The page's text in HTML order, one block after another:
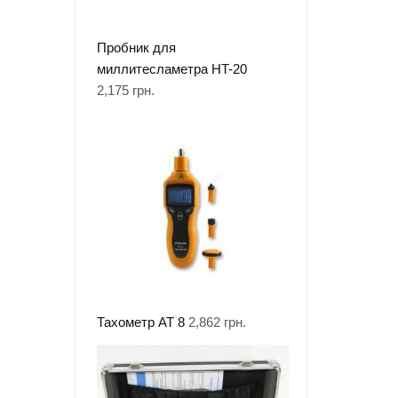
Пробник для
миллитесламетра HT-20
2,175 грн.
Тахометр АТ 8 2,862 грн.